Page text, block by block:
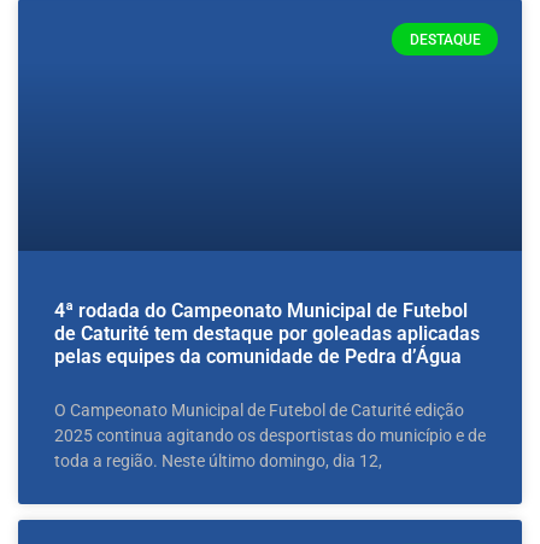
DESTAQUE
4ª rodada do Campeonato Municipal de Futebol
de Caturité tem destaque por goleadas aplicadas
pelas equipes da comunidade de Pedra d’Água
O Campeonato Municipal de Futebol de Caturité edição
2025 continua agitando os desportistas do município e de
toda a região. Neste último domingo, dia 12,